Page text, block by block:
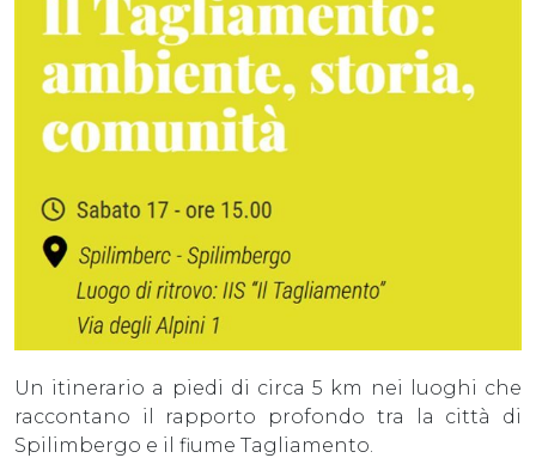
Un itinerario a piedi di circa 5 km nei luoghi che
raccontano il rapporto profondo tra la città di
Spilimbergo e il fiume Tagliamento.